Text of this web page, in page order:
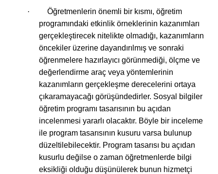
·
Öğretmenlerin önemli bir kısmı, öğretim
programındaki etkinlik örneklerinin kazanımları
gerçekleştirecek nitelikte olmadığı, kazanımların
öncekiler üzerine dayandırılmış ve sonraki
öğrenmelere hazırlayıcı görünmediği, ölçme ve
değerlendirme araç veya yöntemlerinin
kazanımların gerçekleşme derecelerini ortaya
çıkaramayacağı görüşündedirler. Sosyal bilgiler
öğretim programı tasarısının bu açıdan
incelenmesi yararlı olacaktır. Böyle bir inceleme
ile program tasarısının kusuru varsa bulunup
düzeltilebilecektir. Program tasarısı bu açıdan
kusurlu değilse o zaman öğretmenlerde bilgi
eksikliği olduğu düşünülerek bunun hizmetçi